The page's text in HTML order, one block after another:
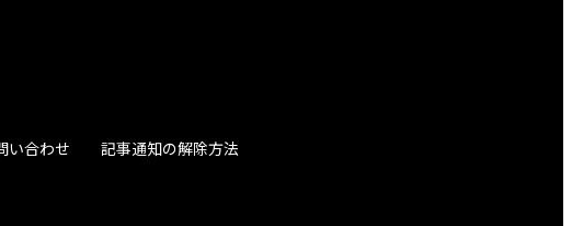
い合わせ 記事通知の解除方法